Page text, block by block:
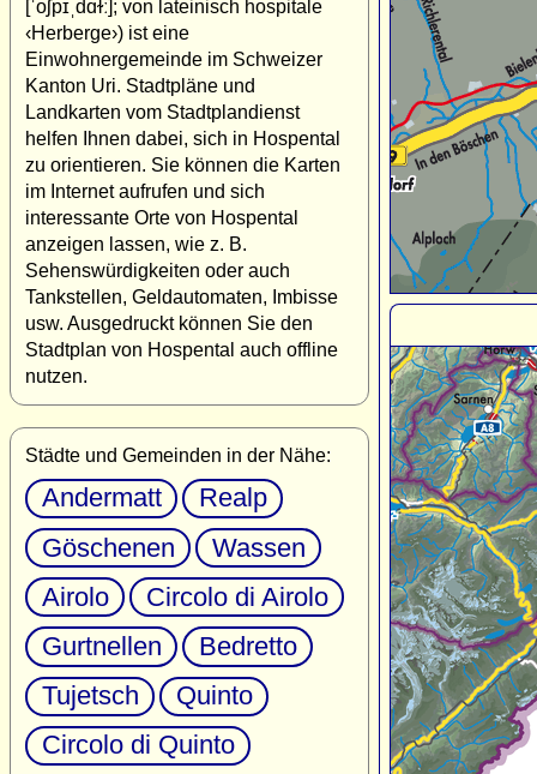
[ˈoʃpɪˌdɑɫː]; von lateinisch hospitale
‹Herberge›) ist eine
Einwohnergemeinde im Schweizer
Kanton Uri. Stadtpläne und
Landkarten vom Stadtplandienst
helfen Ihnen dabei, sich in Hospental
zu orientieren. Sie können die Karten
im Internet aufrufen und sich
interessante Orte von Hospental
anzeigen lassen, wie z. B.
Sehenswürdigkeiten oder auch
Tankstellen, Geldautomaten, Imbisse
usw. Ausgedruckt können Sie den
Stadtplan von Hospental auch offline
nutzen.
Städte und Gemeinden in der Nähe:
Andermatt
Realp
Göschenen
Wassen
Airolo
Circolo di Airolo
Gurtnellen
Bedretto
Tujetsch
Quinto
Circolo di Quinto